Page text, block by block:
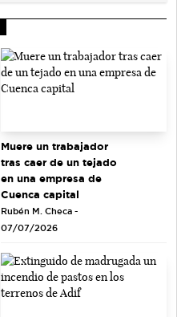
Muere un trabajador
tras caer de un tejado
en una empresa de
Cuenca capital
Rubén M. Checa -
07/07/2026